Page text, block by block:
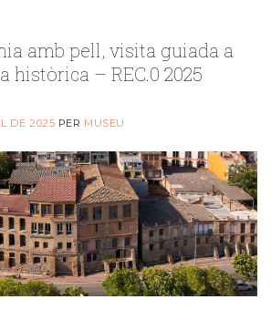
amb pell, visita guiada a
històrica – REC.0 2025
DE 2025 PER MUSEU